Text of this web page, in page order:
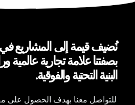
نُضيف قيمة إلى المشاريع في
بصفتنا علامة تجارية عالمية
البنية التحتية والفوقية.
للتواصل معنا بهدف الحصول على